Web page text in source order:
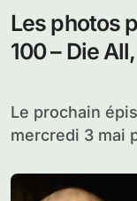
Les photos
100 – Die